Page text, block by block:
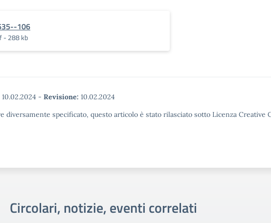
106
- 288 kb
10.02.2024 - Revisione: 10.02.2024
diversamente specificato, questo articolo è stato rilasciato sotto Licenza Creative
Circolari, notizie, eventi correlati